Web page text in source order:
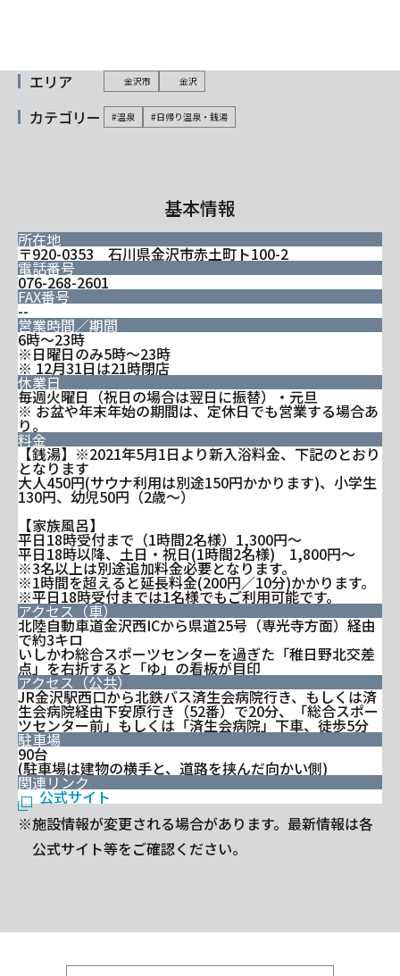
エリア 金沢市 金沢
カテゴリー #温泉 #日帰り温泉・銭湯
基本情報
所在地
〒920-0353 石川県金沢市赤土町ト100-2
電話番号
076-268-2601
FAX番号
--
営業時間／期間
6時～23時
※日曜日のみ5時～23時
※ 12月31日は21時閉店
休業日
毎週火曜日（祝日の場合は翌日に振替）・元旦
※ お盆や年末年始の期間は、定休日でも営業する場合あ
り。
料金
【銭湯】※2021年5月1日より新入浴料金、下記のとおり
となります
大人450円(サウナ利用は別途150円かかります)、小学生
130円、幼児50円（2歳～）
【家族風呂】
平日18時受付まで（1時間2名様）1,300円～
平日18時以降、土日・祝日(1時間2名様) 1,800円～
※3名以上は別途追加料金必要となります。
※1時間を超えると延長料金(200円／10分)かかります。
※平日18時受付までは1名様でもご利用可能です。
アクセス（車）
北陸自動車道金沢西ICから県道25号（専光寺方面）経由
で約3キロ
いしかわ総合スポーツセンターを過ぎた「稚日野北交差
点」を右折すると「ゆ」の看板が目印
アクセス（公共）
JR金沢駅西口から北鉄バス済生会病院行き、もしくは済
生会病院経由下安原行き（52番）で20分、「総合スポー
ツセンター前」もしくは「済生会病院」下車、徒歩5分
駐車場
90台
(駐車場は建物の横手と、道路を挟んだ向かい側)
関連リンク
公式サイト
※施設情報が変更される場合があります。最新情報は各
公式サイト等をご確認ください。